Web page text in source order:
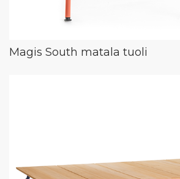
Magis South matala tuoli